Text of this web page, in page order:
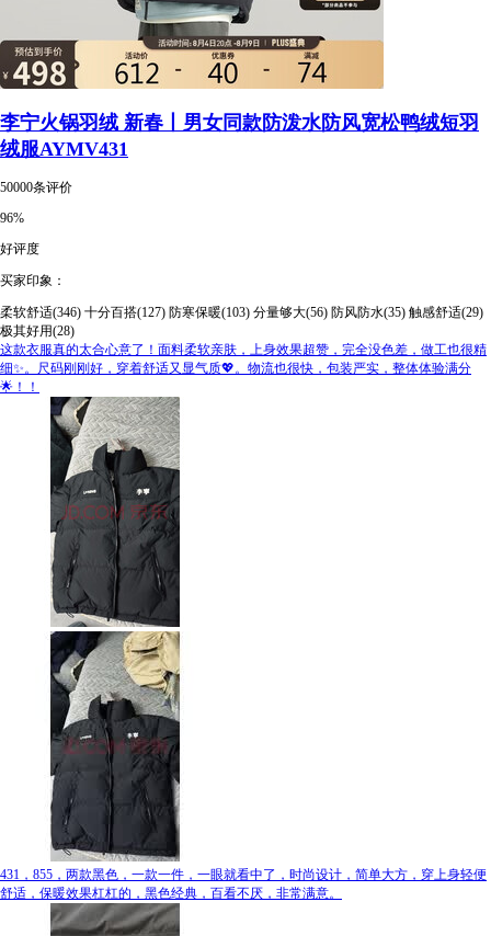
李宁火锅羽绒 新春丨男女同款防泼水防风宽松鸭绒短羽
绒服AYMV431
50000条评价
96%
好评度
买家印象：
柔软舒适(346) 十分百搭(127) 防寒保暖(103) 分量够大(56) 防风防水(35) 触感舒适(29)
极其好用(28)
这款衣服真的太合心意了！面料柔软亲肤，上身效果超赞，完全没色差，做工也很精
细✨。尺码刚刚好，穿着舒适又显气质💖。物流也很快，包装严实，整体体验满分
🌟！！
431，855，两款黑色，一款一件，一眼就看中了，时尚设计，简单大方，穿上身轻便
舒适，保暖效果杠杠的，黑色经典，百看不厌，非常满意。